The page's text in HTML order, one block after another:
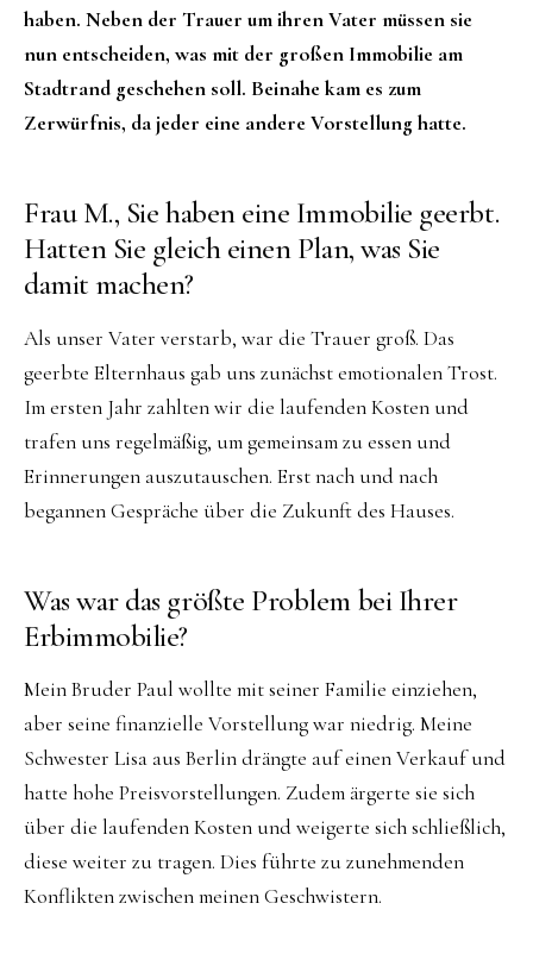
haben. Neben der Trauer um ihren Vater müssen sie
nun entscheiden, was mit der großen Immobilie am
Stadtrand geschehen soll. Beinahe kam es zum
Zerwürfnis, da jeder eine andere Vorstellung hatte.
Frau M., Sie haben eine Immobilie geerbt.
Hatten Sie gleich einen Plan, was Sie
damit machen?
Als unser Vater verstarb, war die Trauer groß. Das
geerbte Elternhaus gab uns zunächst emotionalen Trost.
Im ersten Jahr zahlten wir die laufenden Kosten und
trafen uns regelmäßig, um gemeinsam zu essen und
Erinnerungen auszutauschen. Erst nach und nach
begannen Gespräche über die Zukunft des Hauses.
Was war das größte Problem bei Ihrer
Erbimmobilie?
Mein Bruder Paul wollte mit seiner Familie einziehen,
aber seine finanzielle Vorstellung war niedrig. Meine
Schwester Lisa aus Berlin drängte auf einen Verkauf und
hatte hohe Preisvorstellungen. Zudem ärgerte sie sich
über die laufenden Kosten und weigerte sich schließlich,
diese weiter zu tragen. Dies führte zu zunehmenden
Konflikten zwischen meinen Geschwistern.